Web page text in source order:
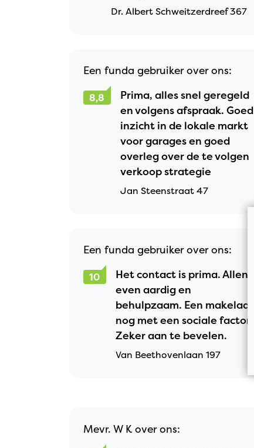
Dr. Albert Schweitzerdreef 367
Een funda gebruiker over ons:
8,8
Prima, alles snel geregeld
en volgens afspraak. Goed
inzicht in de lokale markt
voor garages en goed
overleg over de te volgen
verkoop strategie
Jan Steenstraat 47
Een funda gebruiker over ons:
10
Het contact is prima. Allen
even aardig en
behulpzaam. Een makelaar
nog met een sociale factor.
Zeker aan te bevelen.
Van Beethovenlaan 197
Mevr. W K over ons: